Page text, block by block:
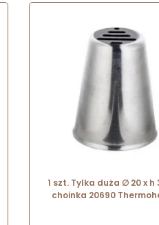
1 szt. Tylka duża ∅ 20 x h
choinka 20690